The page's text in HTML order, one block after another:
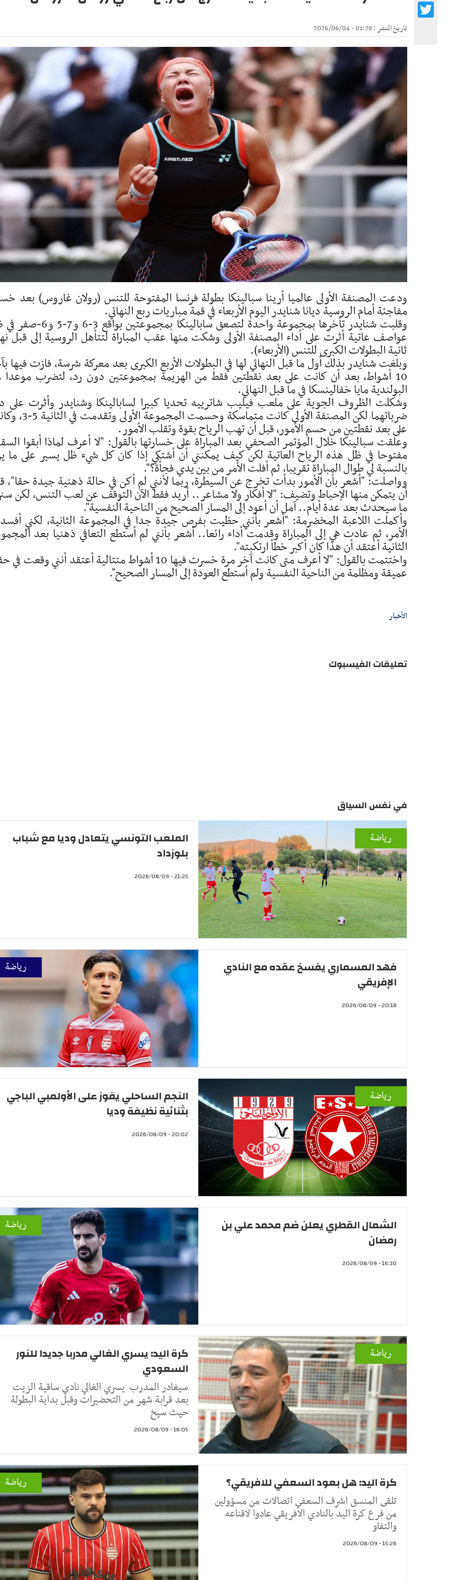
تاريخ النشر : 01:29 - 2026/06/04
ودعت المصنفة الأولى عالميا أرينا سبالينكا بطولة فرنسا المفتوحة للتنس (رولان غاروس) بعد
مفاجئة أمام الروسية ديانا شنايدر اليوم الأربعاء في قمة مباريات ربع النهائي.
وقلبت شنايدر تأخرها بمجموعة واحدة لتصعق سابالينكا بمجموعتين
عواصف عاتية أثرت على أداء المصنفة الأولى وشكت منها عقب المباراة لتتأهل الروسية إلى قبل
ثانية البطولات الكبرى للتنس (الأربعاء).
وبلغت شنايدر بذلك أول ما قبل النهائي لها في البطولات الأربع الكبرى بعد معركة شرسة، فازت فيها
10 أشواط، بعد أن كانت على بعد نقطتين فقط من الهزيمة بمجموعتين دون رد، لتضرب
البولندية مايا خفالينسكا في ما قبل النهائي.
وشكلت الظروف الجوية على ملعب فيليب شاترييه تحديا كبيرا لسابالينكا وشنايدر وأثرت على
ضرباتهما لكن المصنفة الأولى كانت متماسكة وحسمت
على بعد نقطتين من حسم الأمور، قبل أن تهب الرياح بقوة وتقلب الأمور.
وعلقت سبالينكا خلال المؤتمر الصحفي بعد المباراة على خسارتها بالقول: "لا أعرف لماذا أبقوا
مفتوحا في ظل هذه الرياح العاتية لكن كيف يمكنني أن أشتكي إذا كان كل شيء ظل يسير على ما
بالنسبة لي طوال المباراة تقريبا، ثم أفلت الأمر من بين يدي فجأة؟".
وواصلت: "أشعر بأن الأمور بدأت تخرج عن السيطرة، ربما لأنني لم أكن في حالة ذهنية جيدة حقا"،
أن يتمكن منها الإحباط وتضيف: "لا أفكار ولا مشاعر.. أريد فقط الآن التوقف عن لعب التنس، لكن
ما سيحدث بعد عدة أيام.. آمل أن أعود إلى المسار الصحيح من الناحية النفسية".
وأكملت اللاعبة المخضرمة: "أشعر بأنني حظيت بفرص جيدة جدا في المجموعة الثانية، لكني
الأمر، ثم عادت هي إلى المباراة وقدمت أداء رائعا.. أشعر بأنني لم أستطع التعافي ذهنيا بعد
الثانية أعتقد أن هذا كان أكبر خطأ ارتكبته".
واختتمت بالقول: "لا أعرف متى كانت آخر مرة خسرت فيها 10 أشواط متتالية أعتقد أنني
عميقة ومظلمة من الناحية النفسية ولم أستطع العودة إلى المسار الصحيح".
الأخبار
Twitter
تعليقات الفيسبوك
في نفس السياق
رياضة
الملعب التونسي يتعادل وديا مع شباب
بلوزداد
21:25 - 2026/08/09
رياضة
فهد المسماري يفسخ عقده مع النادي
الإفريقي
20:18 - 2026/08/09
رياضة
النجم الساحلي يفوز على الأولمبي الباجي
بثنائية نظيفة وديا
20:02 - 2026/08/09
رياضة
الشمال القطري يعلن ضم محمد علي بن
رمضان
16:30 - 2026/08/09
رياضة
كرة اليد: يسري الغالي مدربا جديدا للنور
السعودي
سيغادر المدرب يسري الغالي نادي ساقية الزيت
بعد قرابة شهر من التحضيرات وقبل بداية البطولة
حيث سيخ
16:05 - 2026/08/09
رياضة كرة اليد: هل بعود السعفي للافريقي؟
تلقى المنسق اشرف السعفي اتصالات من مسؤولين
من فرع كرة اليد بالنادي الافريقي عادوا لاقناعه
والتفاو
15:26 - 2026/08/09